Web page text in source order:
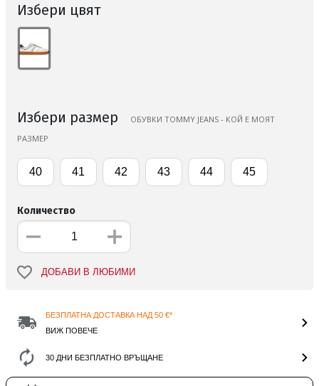
Избери цвят
Избери размер
ОБУВКИ TOMMY JEANS - КОЙ Е МОЯТ
РАЗМЕР
40 41 42 43 44 45
Количество
ДОБАВИ В ЛЮБИМИ
БЕЗПЛАТНА ДОСТАВКА НАД 50 €*
ВИЖ ПОВЕЧЕ
30 ДНИ БЕЗПЛАТНО ВРЪЩАНЕ